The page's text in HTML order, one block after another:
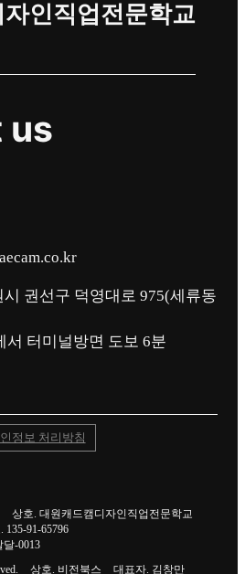
인직업전문학교
us
시 권선구 덕영대로 975(세류동
정보 처리방침
상호. 대원캐드캠디자인직업전문학교
135-91-65796
-0013
상호. 비전북스 대표자. 김창만